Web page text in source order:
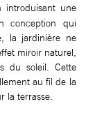
introduisant une
conception qui
la jardinière ne
miroir naturel,
du soleil. Cette
au fil de la
la terrasse.